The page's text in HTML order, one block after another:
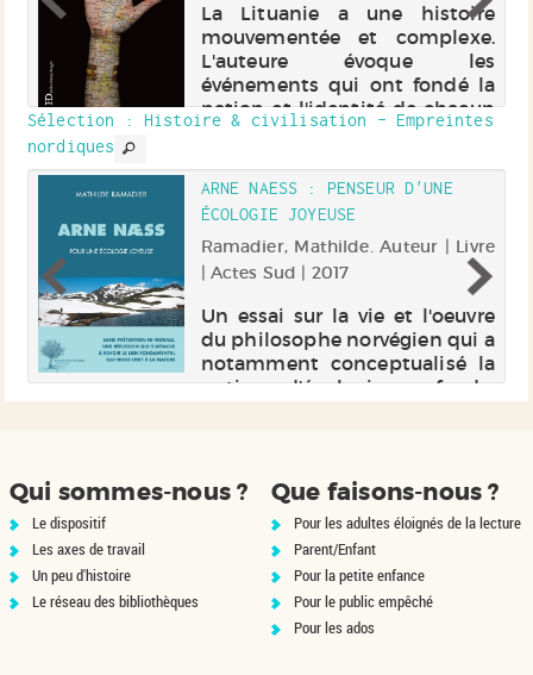
La Lituanie a une histoire
mouvementée et complexe.
L'auteure évoque les
événements qui ont fondé la
nation et l'identité de chacun
depuis la première
jusqu'à son adhésion à l'Union
européenne en 2004...
Sélection : Histoire & civilisation - Empreintes
nordiques
ARNE NAESS : PENSEUR D'UNE
ÉCOLOGIE JOYEUSE
Ramadier, Mathilde. Auteur | Livre
| Actes Sud | 2017
Un essai sur la vie et l'oeuvre
du philosophe norvégien qui a
notamment conceptualisé la
notion d'écologie profonde.
Qui sommes-nous ?
Le dispositif
Les axes de travail
Un peu d'histoire
Le réseau des bibliothèques
Que faisons-nous ?
Pour les adultes éloignés de la lecture
Parent/Enfant
Pour la petite enfance
Pour le public empêché
Pour les ados